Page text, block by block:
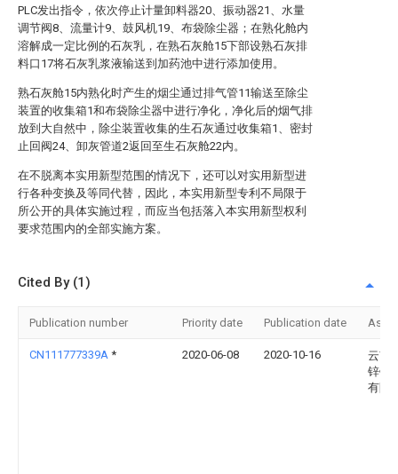
PLC发出指令，依次停止计量卸料器20、振动器21、水量
调节阀8、流量计9、鼓风机19、布袋除尘器；在熟化舱内
溶解成一定比例的石灰乳，在熟石灰舱15下部设熟石灰排
料口17将石灰乳浆液输送到加药池中进行添加使用。
熟石灰舱15内熟化时产生的烟尘通过排气管11输送至除尘
装置的收集箱1和布袋除尘器中进行净化，净化后的烟气排
放到大自然中，除尘装置收集的生石灰通过收集箱1、密封
止回阀24、卸灰管道2返回至生石灰舱22内。
在不脱离本实用新型范围的情况下，还可以对实用新型进
行各种变换及等同代替，因此，本实用新型专利不局限于
所公开的具体实施过程，而应当包括落入本实用新型权利
要求范围内的全部实施方案。
Cited By (1)
Publication number Priority date Publication date
CN111777339A * 2020-06-08 2020-10-16
云南
锌铟
有限